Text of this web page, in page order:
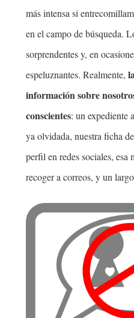
más intensa si
en el campo de búsqueda.
sorprendentes y, en
espeluznantes. Realmente,
información sobre
conscientes: un expediente
ya olvidada, nuestra ficha
perfil en redes sociales, esa
recoger a correos, y un